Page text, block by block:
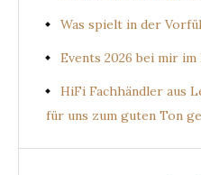
Was spielt in der
Events 2026 bei mir
HiFi Fachhändler aus
für uns zum guten Ton